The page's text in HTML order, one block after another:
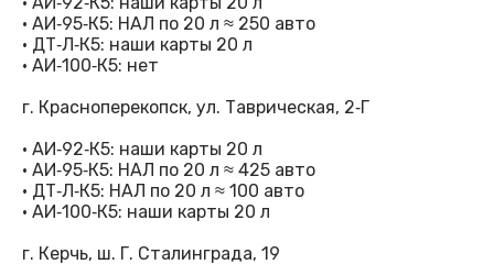
· АИ‑95‑К5: НАЛ по 20 л ≈ 250 авто
· ДТ‑Л‑К5: наши карты 20 л
· АИ‑100‑К5: нет
г. Красноперекопск, ул. Таврическая, 2‑Г
· АИ‑92‑К5: наши карты 20 л
· АИ‑95‑К5: НАЛ по 20 л ≈ 425 авто
· ДТ‑Л‑К5: НАЛ по 20 л ≈ 100 авто
· АИ‑100‑К5: наши карты 20 л
г. Керчь, ш. Г. Сталинграда, 19